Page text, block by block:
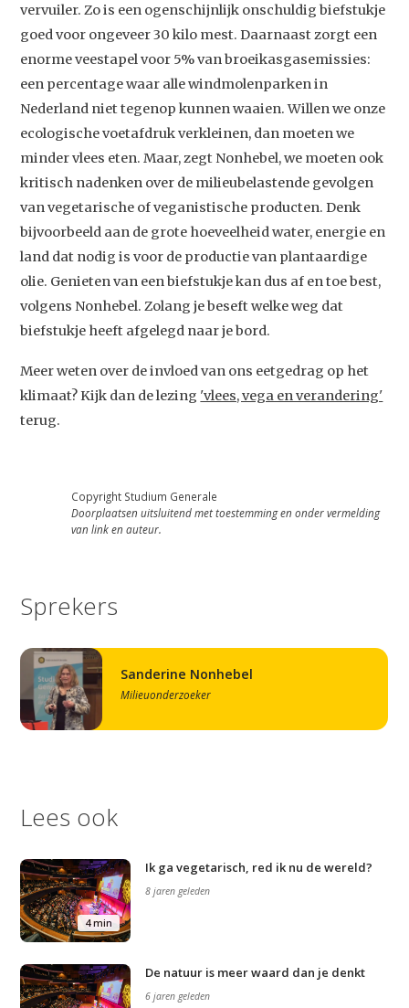
Studium Generale
vervuiler. Zo is een ogenschijnlijk onschuldig biefstukje
goed voor ongeveer 30 kilo mest. Daarnaast zorgt een
enorme veestapel voor 5% van broeikasgasemissies:
een percentage waar alle windmolenparken in
Nederland niet tegenop kunnen waaien. Willen we onze
ecologische voetafdruk verkleinen, dan moeten we
minder vlees eten. Maar, zegt Nonhebel, we moeten ook
kritisch nadenken over de milieubelastende gevolgen
van vegetarische of veganistische producten. Denk
bijvoorbeeld aan de grote hoeveelheid water, energie en
land dat nodig is voor de productie van plantaardige
olie. Genieten van een biefstukje kan dus af en toe best,
volgens Nonhebel. Zolang je beseft welke weg dat
biefstukje heeft afgelegd naar je bord.
Meer weten over de invloed van ons eetgedrag op het
klimaat? Kijk dan de lezing 'vlees, vega en verandering'
terug.
Copyright Studium Generale
Doorplaatsen uitsluitend met toestemming en onder vermelding
van link en auteur.
Sprekers
Sanderine Nonhebel
Milieuonderzoeker
Lees ook
4 min
Ik ga vegetarisch, red ik nu de wereld?
8 jaren geleden
De natuur is meer waard dan je denkt
6 jaren geleden